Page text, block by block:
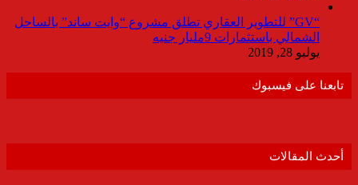
“GV” للتطوير العقاري تطلق مشروع “وايت ساند” بالساحل
الشمالي باستثمارات 9مليار جنيه
يوليو 28, 2019
تابعنا على فيسبوك
أحدث المقالات